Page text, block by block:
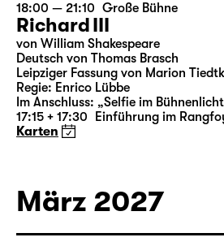
So 28.02.
18:00 — 21:10 Große Bühne
Richard III
von William Shakespeare
Deutsch von Thomas Brasch
Leipziger Fassung von Marion Tiedtke
Karten